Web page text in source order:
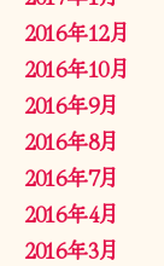
2016年12月
2016年10月
2016年9月
2016年8月
2016年7月
2016年4月
2016年3月